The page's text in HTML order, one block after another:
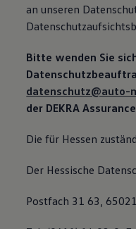
an unseren
Bitte wenden Sie
datenschutz@auto-
der DEKRA
Die für Hessen
Der Hessische
Postfach 31 63,